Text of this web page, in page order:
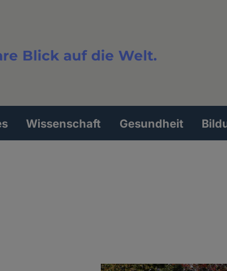
Blick auf die Welt.
Wissenschaft Gesundheit